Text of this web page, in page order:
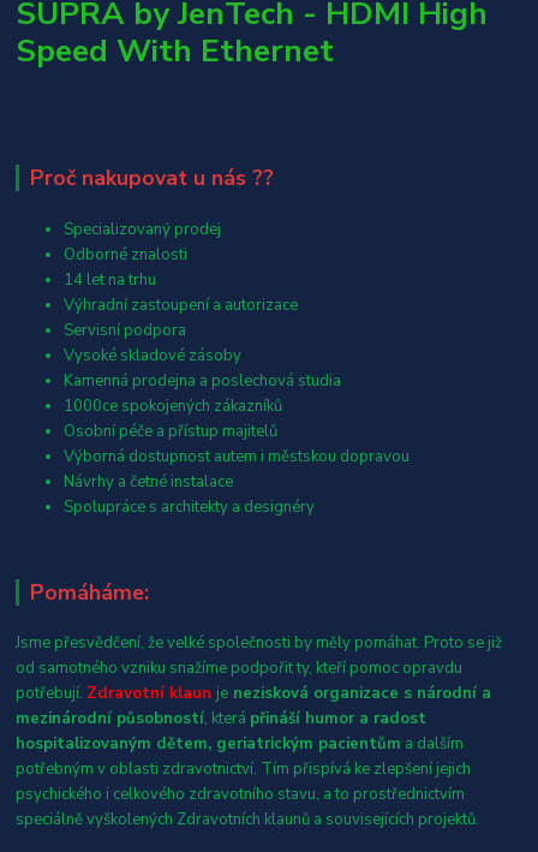
SUPRA by JenTech - HDMI High
Speed With Ethernet
Proč nakupovat u nás ??
Specializovaný prodej
Odborné znalosti
14 let na trhu
Výhradní zastoupení a autorizace
Servisní podpora
Vysoké skladové zásoby
Kamenná prodejna a poslechová studia
1000ce spokojených zákazníků
Osobní péče a přístup majitelů
Výborná dostupnost autem i městskou dopravou
Návrhy a četné instalace
Spolupráce s architekty a designéry
Pomáháme:
Jsme přesvědčení, že velké společnosti by měly pomáhat. Proto se již
od samotného vzniku snažíme podpořit ty, kteří pomoc opravdu
potřebují. Zdravotní klaun je nezisková organizace s národní a
mezinárodní působností, která přináší humor a radost
hospitalizovaným dětem, geriatrickým pacientům a dalším
potřebným v oblasti zdravotnictví. Tím přispívá ke zlepšení jejich
psychického i celkového zdravotního stavu, a to prostřednictvím
speciálně vyškolených Zdravotních klaunů a souvisejících projektů.